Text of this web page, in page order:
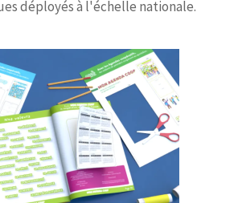
déployés à l'échelle nationale.